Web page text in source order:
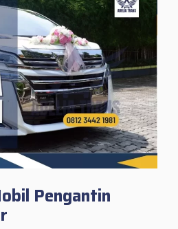
Pengantin